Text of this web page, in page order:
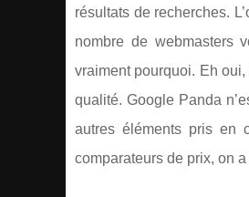
résultats de recherches.
nombre de webmasters
vraiment pourquoi. Eh
qualité. Google Panda
autres éléments pris en
comparateurs de prix, on